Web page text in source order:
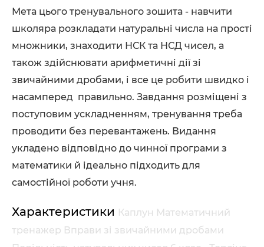
Мета цього тренувального зошита - навчити
школяра розкладати натуральні числа на прості
множники, знаходити НСК та НСД чисел, а
також здійснювати арифметичні дії зі
звичайними дробами, і все це робити швидко і
насамперед правильно. Завдання розміщені з
поступовим ускладненням, тренування треба
проводити без перевантажень. Видання
укладено відповідно до чинної програми з
математики й ідеально підходить для
самостійної роботи учня.
Характеристики Каплун Математичний
тренажер Вправи зі звичайними дробами